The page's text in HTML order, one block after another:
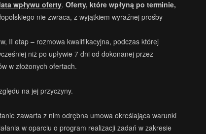
wpływu oferty. Oferty, które wpłyną po terminie,
nie zwraca, z wyjątkiem wyraźnej prośby
II etap – rozmowa kwalifikacyjna, podczas której
niż po upływie 7 dni od dokonanej przez
w złożonych ofertach.
na jej przyczyny.
zawarta z nim odrębna umowa określająca warunki
w oparciu o program realizacji zadań w zakresie